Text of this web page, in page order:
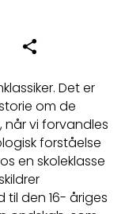
Det er
om de
vi forvandles
forståelse
en skoleklasse
til den 16- åriges